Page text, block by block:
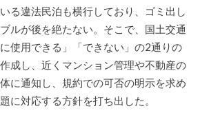
る違法民泊も横行しており、ゴミ出し
ルが後を絶たない。そこで、国土交通
使用できる」「できない」の2通りの
成し、近くマンション管理や不動産の
に通知し、規約での可否の明示を求め
に対応する方針を打ち出した。